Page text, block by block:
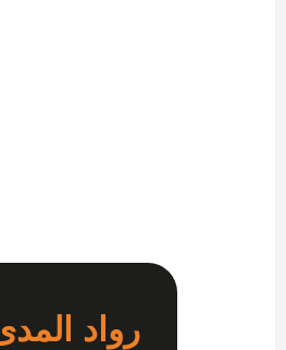
رواد المدى